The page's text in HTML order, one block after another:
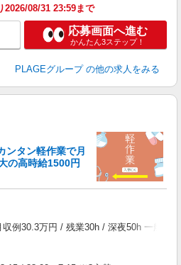
2026/08/31 23:59まで
応募画面へ進む
かんたん3ステップ！
PLAGEグループ の他の求人をみる
ンタン軽作業で月
の高時給1500円
収例30.3万円 / 残業30h / 深夜50h 一般